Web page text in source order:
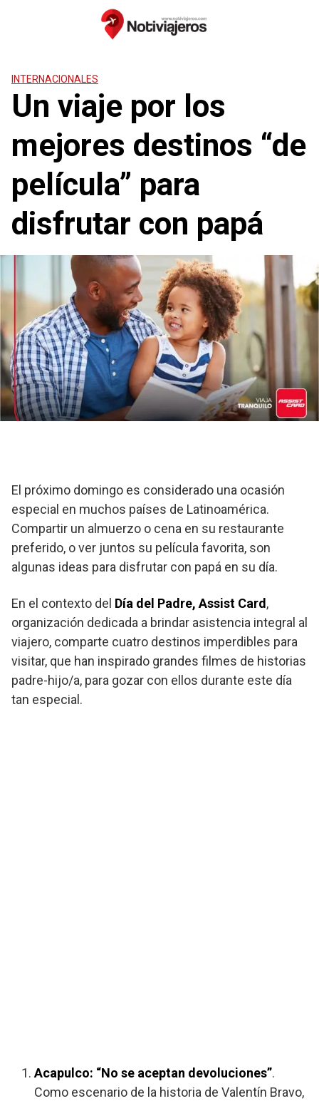
INTERNACIONALES
Un viaje por los
mejores destinos “de
película” para
disfrutar con papá
El próximo domingo es considerado una ocasión
especial en muchos países de Latinoamérica.
Compartir un almuerzo o cena en su restaurante
preferido, o ver juntos su película favorita, son
algunas ideas para disfrutar con papá en su día.
En el contexto del Día del Padre, Assist Card,
organización dedicada a brindar asistencia integral al
viajero, comparte cuatro destinos imperdibles para
visitar, que han inspirado grandes filmes de historias
padre-hijo/a, para gozar con ellos durante este día
tan especial.
Acapulco: “No se aceptan devoluciones”.
Como escenario de la historia de Valentín Bravo,